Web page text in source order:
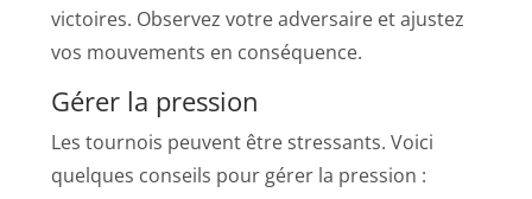
victoires. Observez votre adversaire et ajustez
vos mouvements en conséquence.
Gérer la pression
Les tournois peuvent être stressants. Voici
quelques conseils pour gérer la pression :